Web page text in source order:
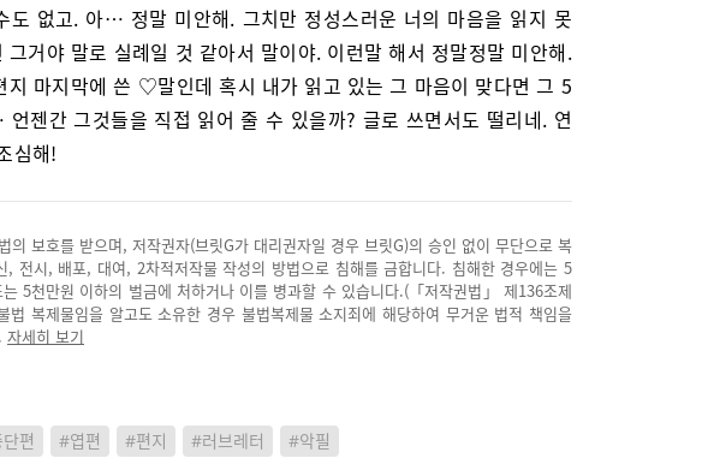
도 없고. 아… 정말 미안해. 그치만 정성스러운 너의 마음을 읽지 못
그거야 말로 실례일 것 같아서 말이야. 이런말 해서 정말정말 미안해.
지 마지막에 쓴 ♡말인데 혹시 내가 읽고 있는 그 마음이 맞다면 그 5
젠간 그것들을 직접 읽어 줄 수 있을까? 글로 쓰면서도 떨리네. 연
심해!
의 보호를 받으며, 저작권자(브릿G가 대리권자일 경우 브릿G)의 승인 없이 무단으로 복
, 전시, 배포, 대여, 2차적저작물 작성의 방법으로 침해를 금합니다. 침해한 경우에는 5
5천만원 이하의 벌금에 처하거나 이를 병과할 수 있습니다.(「저작권법」 제136조제
법 복제물임을 알고도 소유한 경우 불법복제물 소지죄에 해당하여 무거운 법적 책임을
자세히 보기
편 #엽편 #편지 #러브레터 #악필